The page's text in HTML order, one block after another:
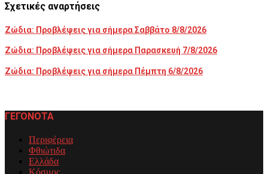
Σχετικές αναρτήσεις
Ζώδια: Προβλέψεις για σήμερα Σαββάτο 8/8/2026
Ζώδια: Προβλέψεις για σήμερα Παρασκευή 7/8/2026
Ζώδια: Προβλέψεις για σήμερα Πέμπτη 6/8/2026
ΓΕΓΟΝΟΤΑ
Περιφέρεια
Φθιώτιδα
Ελλάδα
Κόσμος